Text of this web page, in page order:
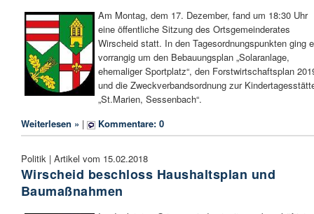
Am Montag, dem 17. Dezember, fand um 18:30 Uhr
eine öffentliche Sitzung des Ortsgemeinderates
Wirscheid statt. In den Tagesordnungspunkten ging
vorrangig um den Bebauungsplan „Solaranlage,
ehemaliger Sportplatz“, den Forstwirtschaftsplan
und die Zweckverbandsordnung zur
„St.Marien, Sessenbach“.
Weiterlesen » | Kommentare: 0
Politik | Artikel vom 15.02.2018
Wirscheid beschloss Haushaltsplan und
Baumaßnahmen